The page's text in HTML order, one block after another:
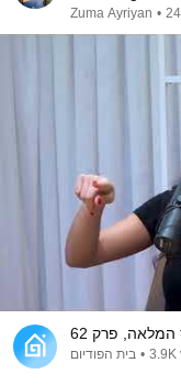
Zuma Ayriyan •
פרק 62
בית הפודיום • 3.9K